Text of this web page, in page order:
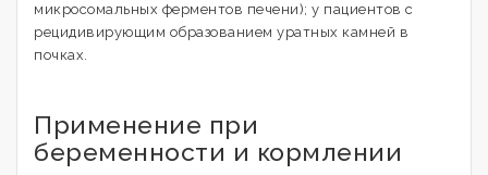
микросомальных ферментов печени); у пациентов с
рецидивирующим образованием уратных камней в
почках.
Применение при
беременности и кормлении